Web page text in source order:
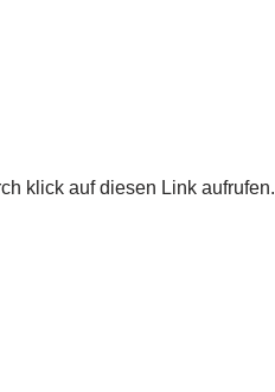
klick auf diesen Link aufrufen.